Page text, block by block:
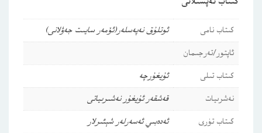
كىتاب نامى
ئوتلۇق نەپەسلەر(ئۆمەر سايىت جەۋلانى)
ئاپتور/تەرجىمان
كىتاب تىلى
ئۇيغۇرچە
نەشرىيات
قەشقەر ئۇيغۇر نەشىرىياتى
كىتاب تۈرى
ئەدەبىي ئەسەرلەر شېئىرلار